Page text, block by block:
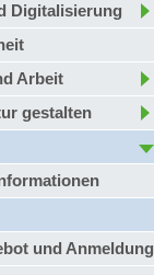
Digitalisierung
Arbeit
gestalten
und Anmeldung